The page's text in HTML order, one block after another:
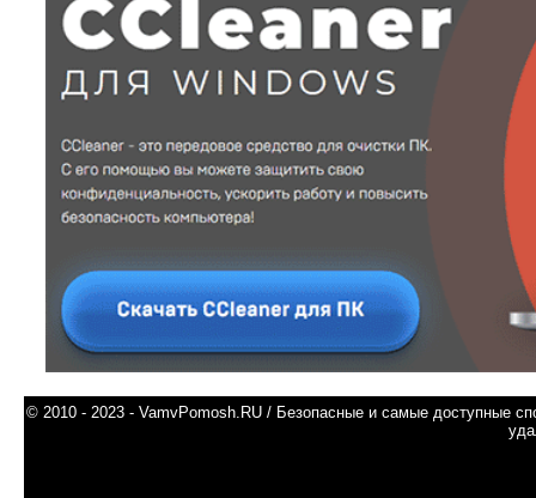
© 2010 - 2023 - VamvPomosh.RU / Безопасные и самые доступные